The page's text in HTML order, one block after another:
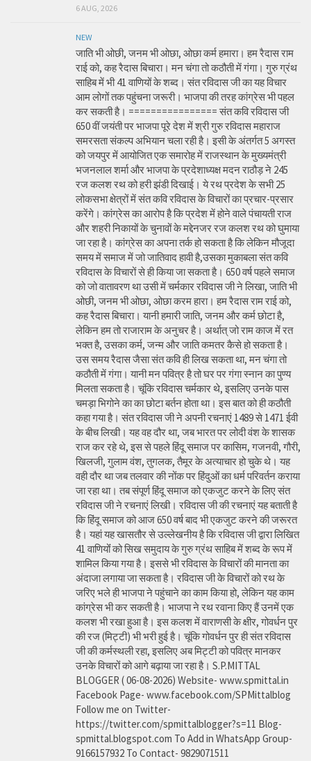
6 AUG, 2026
NEW
जाति भी ओछी, जनम भी ओछा, ओछा कर्म हमारा। हम रैदास राम
राई को, कह रैदास बिचारा। मन चंगा तो कठौती में गंगा। गुरु ग्रंथ
साहिब में भी 41 वाणियों के शब्द। संत रविदास जी का यह विचार
आम लोगों तक पहुंचना जरूरी। भाजपा की तरह कांग्रेस भी पहल
कर सकती है। ================ संत कवि रविदास जी
650 वीं जयंती पर भाजपा पूरे देश में श्री गुरु रविदास महाराज
समरसता संकल्प अभियान चला रही है। इसी के अंतर्गत 5 अगस्त
को जयपुर में आयोजित एक समारोह में राजस्थान के मुख्यमंत्री
भजनलाल शर्मा और भाजपा के प्रदेशाध्यक्ष मदन राठौड़ ने 245
रज कलश रथ को हरी झंडी दिखाई। ये रथ प्रदेश के सभी 25
लोकसभा क्षेत्रों में संत कवि रविदास के विचारों का प्रचार-प्रसार
करेंगे। कांग्रेस का आरोप है कि प्रदेश में होने वाले पंचायती राज
और शहरी निकायों के चुनावों के मद्देनजर रज कलश रथ को घुमाया
जा रहा है। कांग्रेस का अपना तर्क हो सकता है कि लेकिन मौजूदा
समय में समाज में जो जातिवाद हावी है,उसका मुकाबला संत कवि
रविदास के विचारों से ही किया जा सकता है। 650 वर्ष पहले समाज
को जो वातावरण था उसी में चर्मकार रविदास जी ने लिखा, जाति भी
ओछी, जनम भी ओछा, ओछा करम हारा। हम रैदास राम राई को,
कह रैदास बिचारा। यानी हमारी जाति, जनम और कर्म छोटा है,
लेकिन हम तो राजाराम के अनुचर है। अर्थात् जो राम काज में रत
भक्त है, उसका कर्म, जन्म और जाति कमतर कैसे हो सकता है।
उस समय रैदास जैसा संत कवि ही लिख सकता था, मन चंगा तो
कठौती में गंगा। यानी मन पवित्र है तो घर पर गंगा स्नान का पुण्य
मिलता सकता है। चूंकि रविदास चर्मकार थे, इसलिए उनके पास
चमड़ा भिगोने का का छोटा बर्तन होता था। इस बात को ही कठौती
कहा गया है। संत रविदास जी ने अपनी रचनाएं 1489 से 1471 ईवी
के बीच लिखी। यह वह दौर था, जब भारत पर लोदी वंश के शासक
राज कर रहे थे, इस से पहले हिंदू समाज पर कासिम, गजनवी, गौरी,
खिलजी, गुलाम वंश, तुगलक, तैमूर के अत्याचार हो चुके थे। यह
वही दौर था जब तलवार की नोंक पर हिंदुओं का धर्म परिवर्तन कराया
जा रहा था। तब संपूर्ण हिंदू समाज को एकजुट करने के लिए संत
रविदास जी ने रचनाएं लिखी। रविदास जी की रचनाएं यह बताती है
कि हिंदू समाज को आज 650 वर्ष बाद भी एकजुट करने की जरूरत
है। यहां यह खासतौर से उल्लेखनीय है कि रविदास जी द्वारा लिखित
41 वाणियोंं को सिख समुदाय के गुरु ग्रंथ साहिब में शब्द के रूप में
शामिल किया गया है। इससे भी रविदास के विचारों की मानता का
अंदाजा लगाया जा सकता है। रविदास जी के विचारों को रथ के
जरिए भले ही भाजपा ने पहुंचाने का काम किया हो, लेकिन यह काम
कांग्रेस भी कर सकती है। भाजपा ने रथ रवाना किए हैं उनमें एक
कलश भी रखा हुआ है। इस कलश में वाराणसी के क्षीर, गोवर्धन पुर
की रज (मिट्टी) भी भरी हुई है। चूंकि गोवर्धन पुर ही संत रविदास
जी की कर्मस्थली रहा, इसलिए अब मिट्टी को पवित्र मानकर
उनके विचारों को आगे बढ़ाया जा रहा है। S.P.MITTAL
BLOGGER ( 06-08-2026) Website- www.spmittal.in
Facebook Page- www.facebook.com/SPMittalblog
Follow me on Twitter-
https://twitter.com/spmittalblogger?s=11 Blog-
spmittal.blogspot.com To Add in WhatsApp Group-
9166157932 To Contact- 9829071511